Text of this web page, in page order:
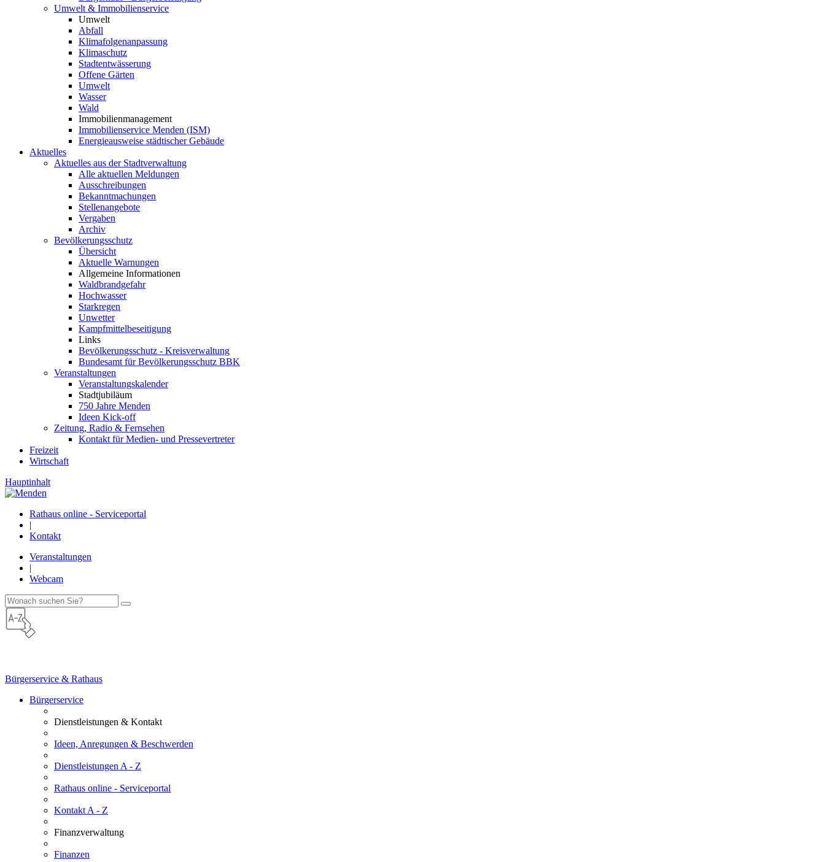
Umwelt & Immobilienservice
Umwelt
Abfall
Klimafolgenanpassung
Klimaschutz
Stadtentwässerung
Offene Gärten
Umwelt
Wasser
Wald
Immobilienmanagement
Immobilienservice Menden (ISM)
Energieausweise städtischer Gebäude
Aktuelles
Aktuelles aus der Stadtverwaltung
Alle aktuellen Meldungen
Ausschreibungen
Bekanntmachungen
Stellenangebote
Vergaben
Archiv
Bevölkerungsschutz
Übersicht
Aktuelle Warnungen
Allgemeine Informationen
Waldbrandgefahr
Hochwasser
Starkregen
Unwetter
Kampfmittelbeseitigung
Links
Bevölkerungsschutz - Kreisverwaltung
Bundesamt für Bevölkerungsschutz BBK
Veranstaltungen
Veranstaltungskalender
Stadtjubiläum
750 Jahre Menden
Ideen Kick-off
Zeitung, Radio & Fernsehen
Kontakt für Medien- und Pressevertreter
Freizeit
Wirtschaft
Hauptinhalt
Rathaus online - Serviceportal
|
Kontakt
Veranstaltungen
|
Webcam
Bürgerservice & Rathaus
Bürgerservice
Dienstleistungen & Kontakt
Ideen, Anregungen & Beschwerden
Dienstleistungen A - Z
Rathaus online - Serviceportal
Kontakt A - Z
Finanzverwaltung
Finanzen